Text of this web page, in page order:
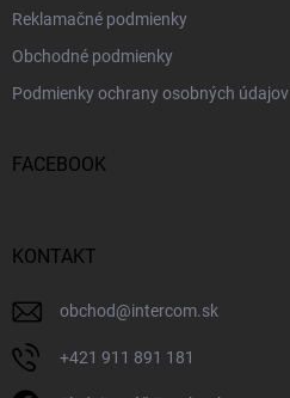
Reklamačné podmienky
Obchodné podmienky
Podmienky ochrany osobných údajov
FACEBOOK
KONTAKT
obchod@intercom.sk
+421 911 891 181